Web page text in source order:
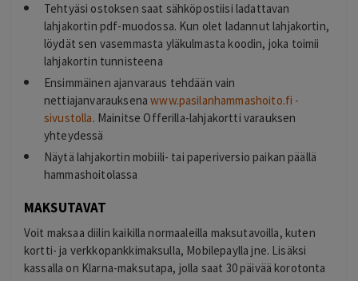
Tehtyäsi ostoksen saat sähköpostiisi ladattavan
lahjakortin pdf-muodossa. Kun olet ladannut lahjakortin,
löydät sen vasemmasta yläkulmasta koodin, joka toimii
lahjakortin tunnisteena
Ensimmäinen ajanvaraus tehdään vain
nettiajanvarauksenawww.pasilanhammashoito.fi -
sivustolla. Mainitse Offerilla-lahjakortti varauksen
yhteydessä
Näytä lahjakortin mobiili- tai paperiversio paikan päällä
hammashoitolassa
MAKSUTAVAT
Voit maksaa diilin kaikilla normaaleilla maksutavoilla, kuten
kortti- ja verkkopankkimaksulla, Mobilepaylla jne. Lisäksi
kassalla on Klarna-maksutapa, jolla saat 30 päivää korotonta